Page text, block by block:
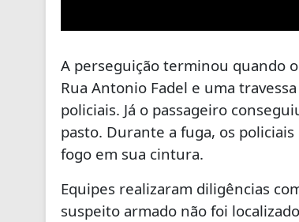
A perseguição terminou quando
Rua Antonio Fadel e uma
policiais. Já o passageiro
pasto. Durante a fuga, os
fogo em sua cintura.
Equipes realizaram diligências
suspeito armado não foi